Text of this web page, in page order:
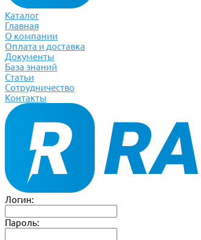
Каталог
Главная
О компании
Оплата и доставка
Документы
База знаний
Статьи
Сотрудничество
Контакты
Логин:
Пароль: